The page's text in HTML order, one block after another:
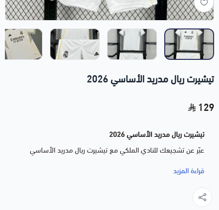
تيشيرت ريال مدريد الأساسي 2026
129
تيشيرت ريال مدريد الأساسي 2026
عبّر عن تشجيعك للنادي الملكي مع تيشيرت ريال مدريد الأساسي
باللون الأبيض المميّز، قميص رياضي بإطلالة أنيقة لموسم 2026.
قراءة المزيد